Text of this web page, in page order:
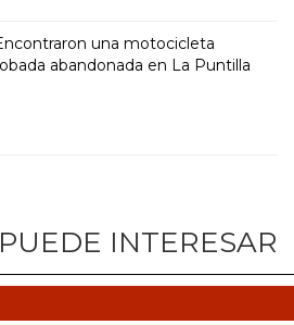
una motocicleta
abandonada en La Puntilla
INTERESAR